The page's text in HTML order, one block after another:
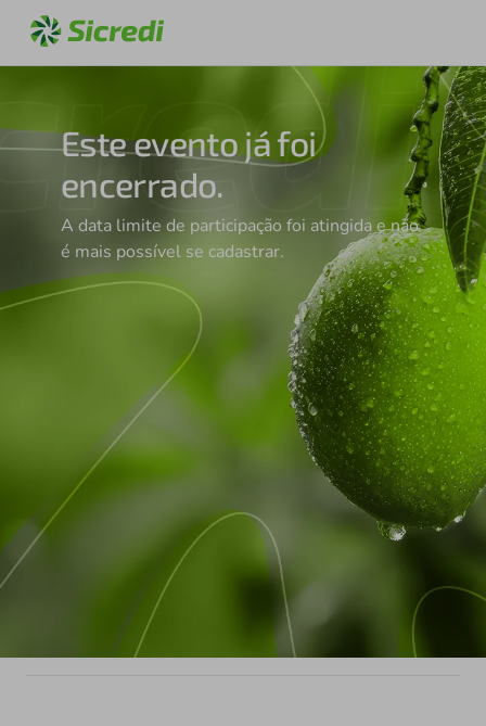
Este evento já foi
encerrado.
A data limite de participação foi atingida e não
é mais possível se cadastrar.